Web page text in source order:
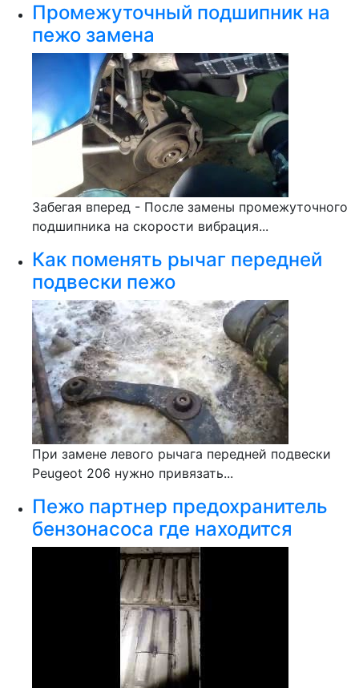
Промежуточный подшипник на
пежо замена
Забегая вперед - После замены промежуточного
подшипника на скорости вибрация...
Как поменять рычаг передней
подвески пежо
При замене левого рычага передней подвески
Peugeot 206 нужно привязать...
Пежо партнер предохранитель
бензонасоса где находится